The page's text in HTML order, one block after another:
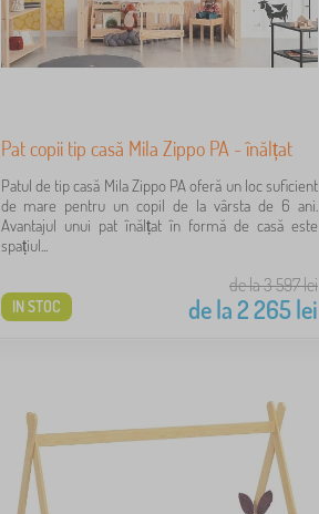
Pat copii tip casă Mila Zippo PA - înălțat
Patul de tip casă Mila Zippo PA oferă un loc suficient
de mare pentru un copil de la vârsta de 6 ani.
Avantajul unui pat înălțat în formă de casă este
spațiul...
de la 3 597lei
de la2 265lei
IN STOC